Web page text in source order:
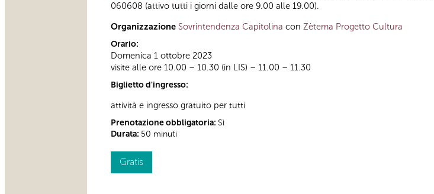
060608 (attivo tutti i giorni dalle ore 9.00 alle 19.00).
Organizzazione Sovrintendenza Capitolina con Zètema Progetto Cultura
Orario:
Domenica 1 ottobre 2023
visite alle ore 10.00 – 10.30 (in LIS) – 11.00 – 11.30
Biglietto d'ingresso:
attività e ingresso gratuito per tutti
Prenotazione obbligatoria: Sì
Durata: 50 minuti
Gratis